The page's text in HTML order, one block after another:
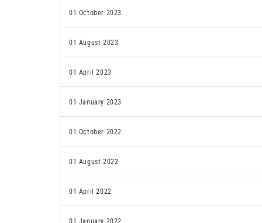
01 October 2023
01 August 2023
01 April 2023
01 January 2023
01 October 2022
01 August 2022
01 April 2022
01 January 2022